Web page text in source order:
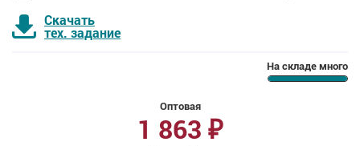
Скачать
тех. задание
На складе много
Оптовая
1 863 ₽